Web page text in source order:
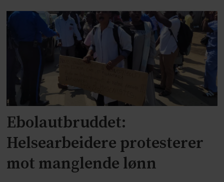
Ebolautbruddet:
Helsearbeidere protesterer
mot manglende lønn